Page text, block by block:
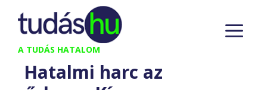
Kilépés
tartalomba
A TUDÁS HATALOM
Hatalmi harc az